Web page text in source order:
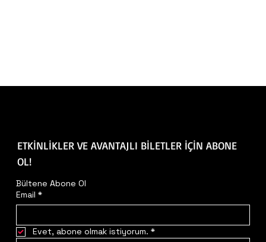
ETKİNLİKLER VE AVANTAJLI BİLETLER İÇİN ABONE
OL!
Bültene Abone Ol
Email *
Evet, abone olmak istiyorum. *